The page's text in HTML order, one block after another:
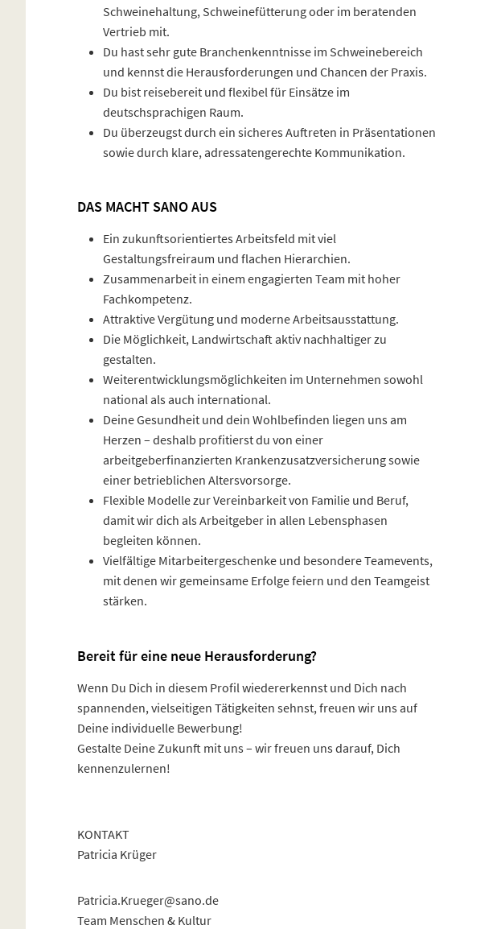
Schweinehaltung, Schweinefütterung oder im beratenden
Vertrieb mit.
Du hast sehr gute Branchenkenntnisse im Schweinebereich
und kennst die Herausforderungen und Chancen der Praxis.
Du bist reisebereit und flexibel für Einsätze im
deutschsprachigen Raum.
Du überzeugst durch ein sicheres Auftreten in Präsentationen
sowie durch klare, adressatengerechte Kommunikation.
DAS MACHT SANO AUS
Ein zukunftsorientiertes Arbeitsfeld mit viel
Gestaltungsfreiraum und flachen Hierarchien.
Zusammenarbeit in einem engagierten Team mit hoher
Fachkompetenz.
Attraktive Vergütung und moderne Arbeitsausstattung.
Die Möglichkeit, Landwirtschaft aktiv nachhaltiger zu
gestalten.
Weiterentwicklungsmöglichkeiten im Unternehmen sowohl
national als auch international.
Deine Gesundheit und dein Wohlbefinden liegen uns am
Herzen – deshalb profitierst du von einer
arbeitgeberfinanzierten Krankenzusatzversicherung sowie
einer betrieblichen Altersvorsorge.
Flexible Modelle zur Vereinbarkeit von Familie und Beruf,
damit wir dich als Arbeitgeber in allen Lebensphasen
begleiten können.
Vielfältige Mitarbeitergeschenke und besondere Teamevents,
mit denen wir gemeinsame Erfolge feiern und den Teamgeist
stärken.
Bereit für eine neue Herausforderung?
Wenn Du Dich in diesem Profil wiedererkennst und Dich nach
spannenden, vielseitigen Tätigkeiten sehnst, freuen wir uns auf
Deine individuelle Bewerbung!
Gestalte Deine Zukunft mit uns – wir freuen uns darauf, Dich
kennenzulernen!
KONTAKT
Patricia Krüger
Patricia.Krueger@sano.de
Team Menschen & Kultur